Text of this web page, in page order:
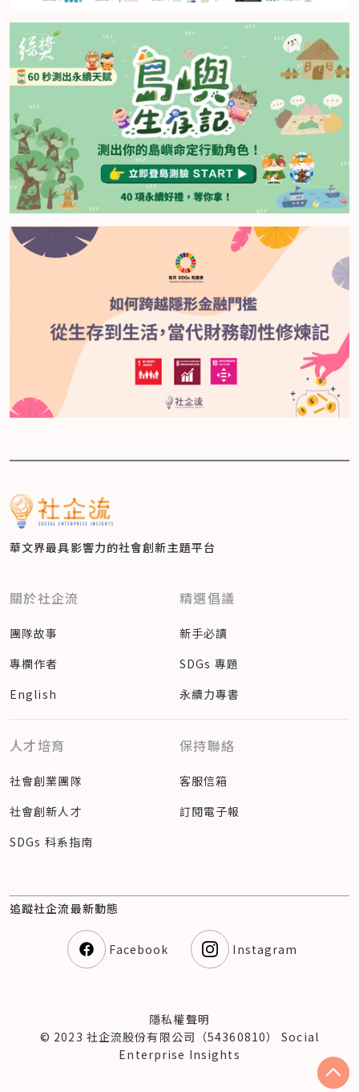
華文界最具影響力的社會創新主題平台
關於社企流
團隊故事
專欄作者
English
精選倡議
新手必讀
SDGs 專題
永續力專書
人才培育
社會創業團隊
社會創新人才
SDGs 科系指南
保持聯絡
客服信箱
訂閱電子報
追蹤社企流最新動態
Facebook Instagram
隱私權聲明
© 2023 社企流股份有限公司（54360810） Social
Enterprise Insights